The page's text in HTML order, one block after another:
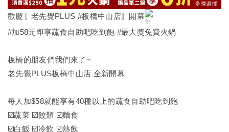
歡慶〖老先覺PLUS #板橋中山店〗開幕
#加58元即享蔬食自助吧吃到飽 #最大獎免費火鍋
板橋的朋友們我們來了~
老先覺PLUS板橋中山店 全新開幕
每人加$58就能享有40種以上的蔬食自助吧吃到飽
☑️蔬菜 ☑️餃類 ☑️麵食
☑️白飯 ☑️冷飲 ☑️熱飲